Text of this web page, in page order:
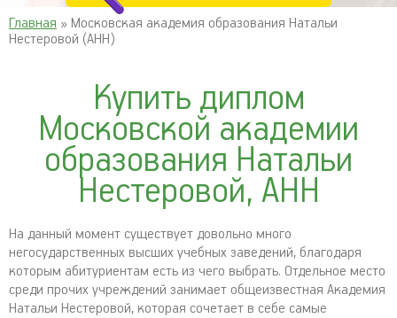
Главная » Московская академия образования Натальи
Нестеровой (АНН)
Купить диплом
Московской академии
образования Натальи
Нестеровой, АНН
На данный момент существует довольно много
негосударственных высших учебных заведений, благодаря
которым абитуриентам есть из чего выбрать. Отдельное место
среди прочих учреждений занимает общеизвестная Академия
Натальи Нестеровой, которая сочетает в себе самые